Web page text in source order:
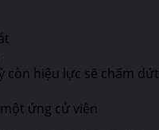
còn hiệu lực sẽ chấm dứt
ứng cử viên